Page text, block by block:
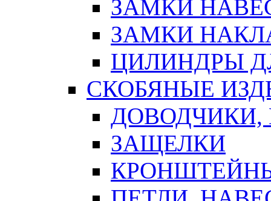
ЗАМКИ
ЗАМКИ
ЦИЛИНДРЫ
СКОБЯНЫЕ
ЗАЩЕЛКИ